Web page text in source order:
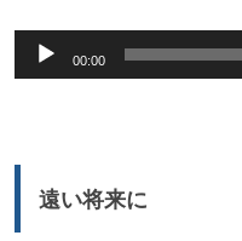
ー
声
00:00
遠い将来に